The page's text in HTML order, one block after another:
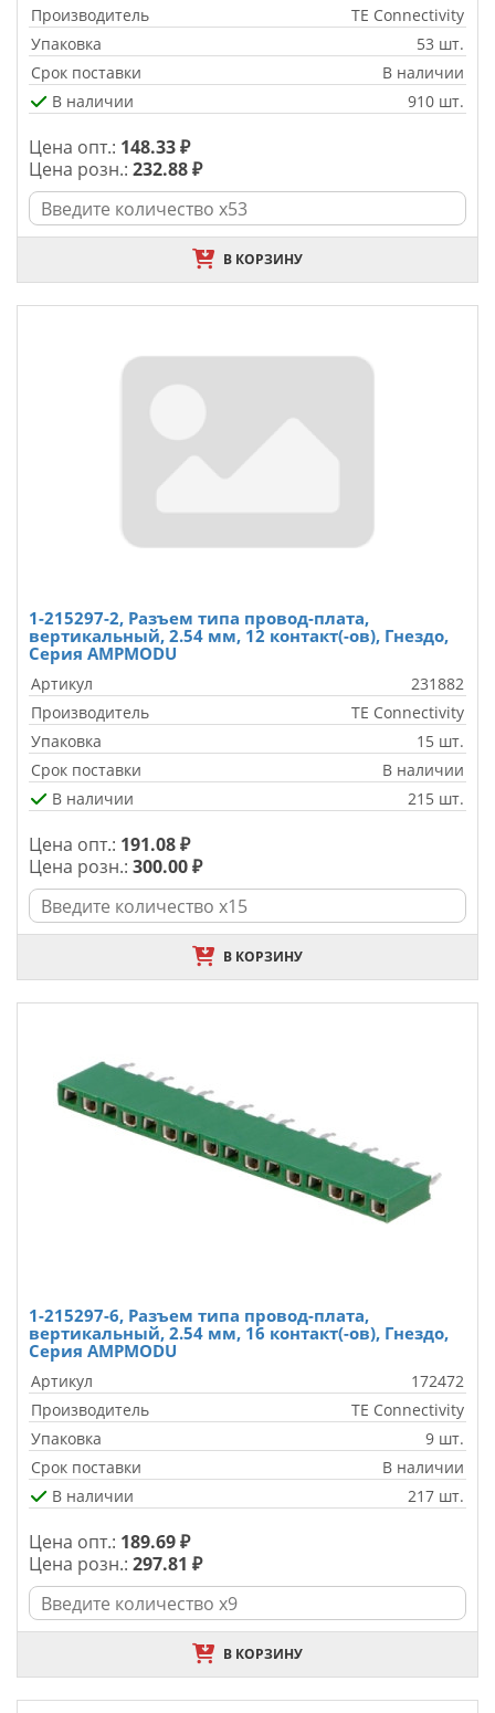
Производитель
TE Connectivity
Упаковка
53 шт.
Срок поставки
В наличии
В наличии
910 шт.
Цена опт.: 148.33 ₽
Цена розн.: 232.88 ₽
В КОРЗИНУ
1-215297-2, Разъем типа провод-плата,
вертикальный, 2.54 мм, 12 контакт(-ов), Гнездо,
Серия AMPMODU
Артикул
231882
Производитель
TE Connectivity
Упаковка
15 шт.
Срок поставки
В наличии
В наличии
215 шт.
Цена опт.: 191.08 ₽
Цена розн.: 300.00 ₽
В КОРЗИНУ
1-215297-6, Разъем типа провод-плата,
вертикальный, 2.54 мм, 16 контакт(-ов), Гнездо,
Серия AMPMODU
Артикул
172472
Производитель
TE Connectivity
Упаковка
9 шт.
Срок поставки
В наличии
В наличии
217 шт.
Цена опт.: 189.69 ₽
Цена розн.: 297.81 ₽
В КОРЗИНУ